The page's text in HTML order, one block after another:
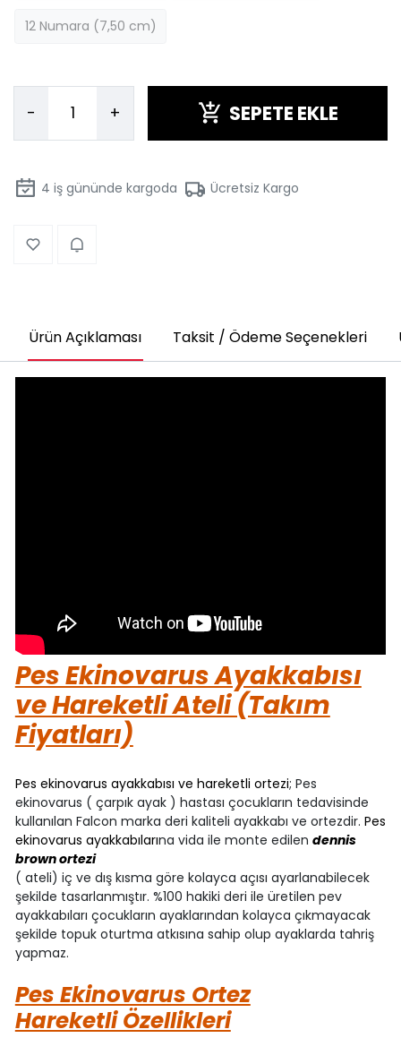
12 Numara (7,50 cm)
- + SEPETE EKLE
4 iş gününde kargoda Ücretsiz Kargo
Ürün Açıklaması Taksit / Ödeme Seçenekleri
Pes Ekinovarus Ayakkabısı
ve Hareketli Ateli (Takım
Fiyatları)
Pes ekinovarus ayakkabısı ve hareketli ortezi; Pes
ekinovarus ( çarpık ayak ) hastası çocukların tedavisinde
kullanılan Falcon marka deri kaliteli ayakkabı ve ortezdir. Pes
ekinovarus ayakkabılarına vida ile monte edilen dennis
brown ortezi
( ateli) iç ve dış kısma göre kolayca açısı ayarlanabilecek
şekilde tasarlanmıştır. %100 hakiki deri ile üretilen pev
ayakkabıları çocukların ayaklarından kolayca çıkmayacak
şekilde topuk oturtma atkısına sahip olup ayaklarda tahriş
yapmaz.
Pes Ekinovarus Ortez
Hareketli Özellikleri